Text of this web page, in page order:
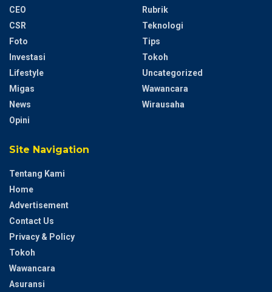
CEO
CSR
Foto
Investasi
Lifestyle
Migas
News
Opini
Rubrik
Teknologi
Tips
Tokoh
Uncategorized
Wawancara
Wirausaha
Site Navigation
Tentang Kami
Home
Advertisement
Contact Us
Privacy & Policy
Tokoh
Wawancara
Asuransi